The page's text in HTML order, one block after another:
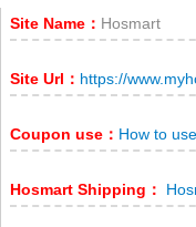
Site Name： Hosmart
Site Url： https://
Coupon use： How to
Hosmart Shipping：